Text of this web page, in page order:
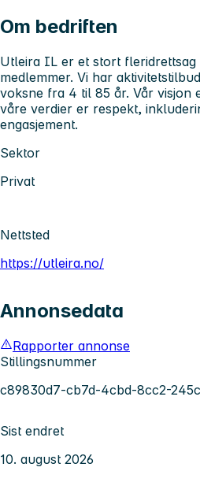
Om bedriften
Utleira IL er et stort fleridrettsag
medlemmer. Vi har
voksne fra 4 til 85 år. Vår visjon
våre verdier er respekt,
engasjement.
Sektor
Privat
Nettsted
https://utleira.no/
Annonsedata
Rapporter annonse
Stillingsnummer
c89830d7-cb7d-4cbd-8cc2-
Sist endret
10. august 2026